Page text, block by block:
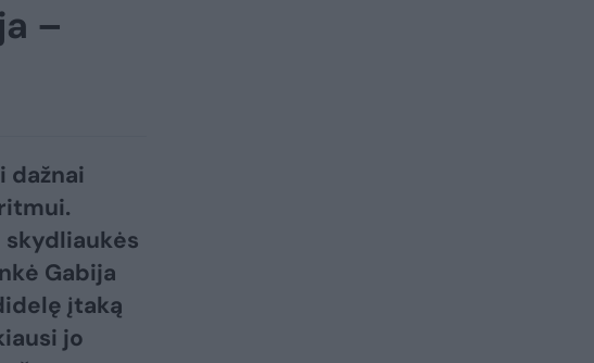
–
dažnai
Gabija
įtaką
jo